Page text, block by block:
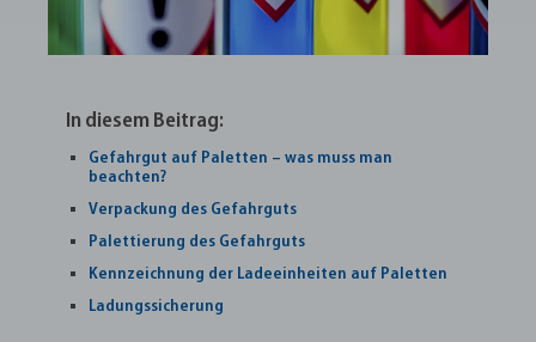
In diesem Beitrag:
Gefahrgut auf Paletten – was muss man
beachten?
Verpackung des Gefahrguts
Palettierung des Gefahrguts
Kennzeichnung der Ladeeinheiten auf Paletten
Ladungssicherung